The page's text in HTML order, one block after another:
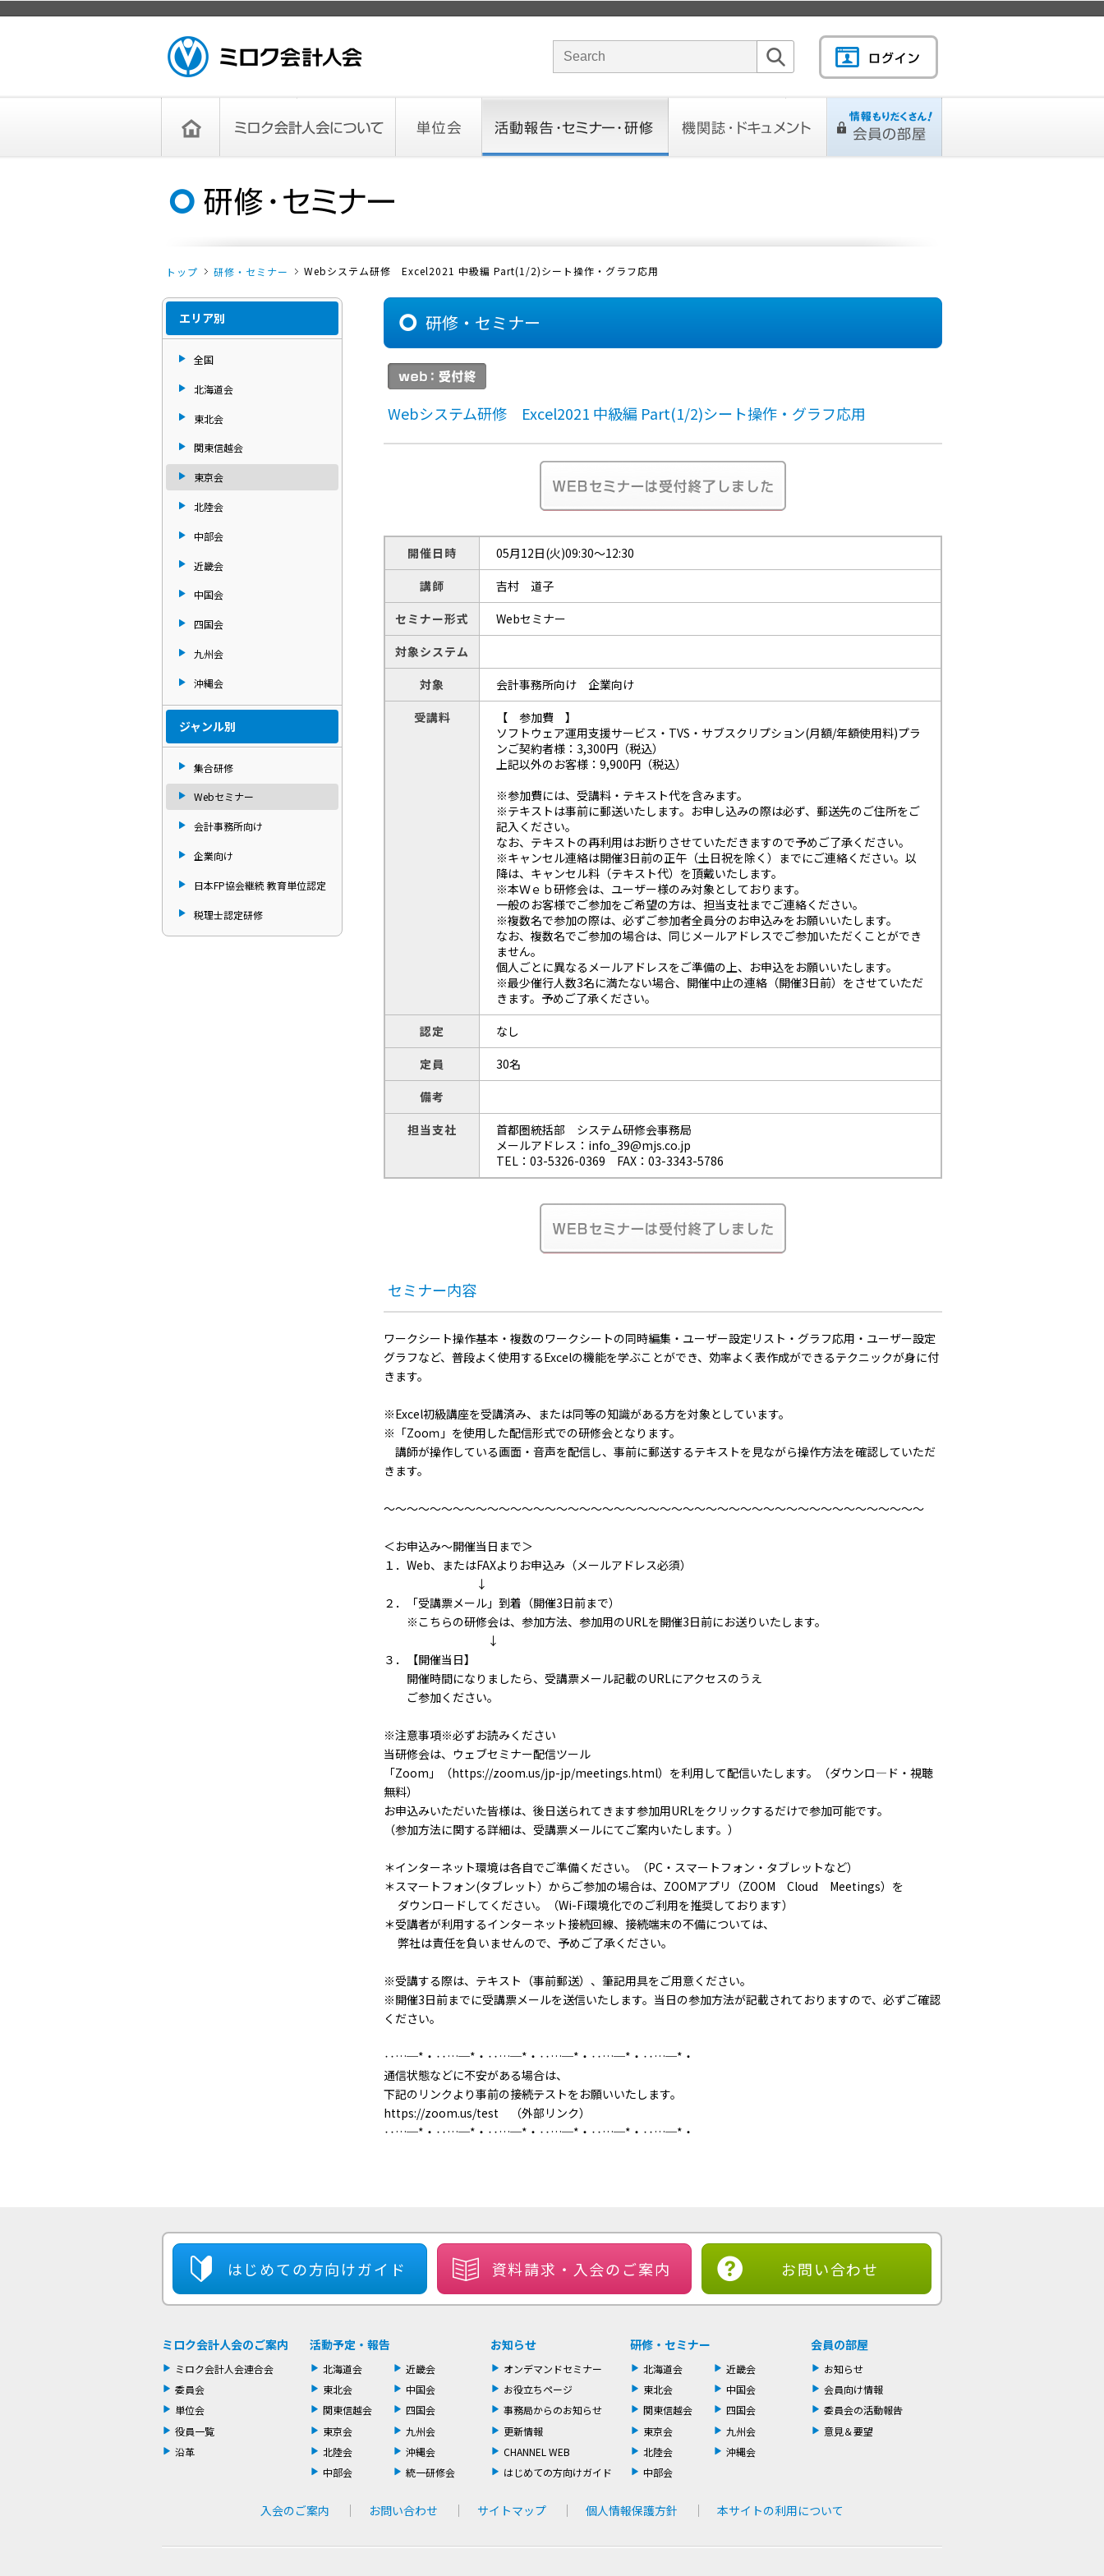
サイト内検索のキーワード
トップ 研修・セミナー Webシステム研修 Excel2021 中級編 Part(1/2)シート操作・グラフ応用
エリア別
全国
北海道会
東北会
関東信越会
東京会
北陸会
中部会
近畿会
中国会
四国会
九州会
沖縄会
ジャンル別
集合研修
Webセミナー
会計事務所向け
企業向け
日本FP協会継続 教育単位認定
税理士認定研修
研修・セミナー
Webシステム研修 Excel2021 中級編 Part(1/2)シート操作・グラフ応用
開催日時
05月12日(火)09:30～12:30
講師
吉村 道子
セミナー形式
Webセミナー
対象システム
対象
会計事務所向け 企業向け
受講料
【 参加費 】
ソフトウェア運用支援サービス・TVS・サブスクリプション(月額/年額使用料)プラ
ンご契約者様：3,300円（税込）
上記以外のお客様：9,900円（税込）
※参加費には、受講料・テキスト代を含みます。
※テキストは事前に郵送いたします。お申し込みの際は必ず、郵送先のご住所をご
記入ください。
なお、テキストの再利用はお断りさせていただきますので予めご了承ください。
※キャンセル連絡は開催3日前の正午（土日祝を除く）までにご連絡ください。以
降は、キャンセル料（テキスト代）を頂戴いたします。
※本Ｗｅｂ研修会は、ユーザー様のみ対象としております。
一般のお客様でご参加をご希望の方は、担当支社までご連絡ください。
※複数名で参加の際は、必ずご参加者全員分のお申込みをお願いいたします。
なお、複数名でご参加の場合は、同じメールアドレスでご参加いただくことができ
ません。
個人ごとに異なるメールアドレスをご準備の上、お申込をお願いいたします。
※最少催行人数3名に満たない場合、開催中止の連絡（開催3日前）をさせていただ
きます。予めご了承ください。
認定
なし
定員
30名
備考
担当支社
首都圏統括部 システム研修会事務局
メールアドレス：info_39@mjs.co.jp
TEL：03-5326-0369 FAX：03-3343-5786
セミナー内容
ワークシート操作基本・複数のワークシートの同時編集・ユーザー設定リスト・グラフ応用・ユーザー設定
グラフなど、普段よく使用するExcelの機能を学ぶことができ、効率よく表作成ができるテクニックが身に付
きます。
※Excel初級講座を受講済み、または同等の知識がある方を対象としています。
※「Zooｍ」を使用した配信形式での研修会となります。
講師が操作している画面・音声を配信し、事前に郵送するテキストを見ながら操作方法を確認していただ
きます。
～～～～～～～～～～～～～～～～～～～～～～～～～～～～～～～～～～～～～～～～～～～～～～～
＜お申込み～開催当日まで＞
１．Web、またはFAXよりお申込み（メールアドレス必須）
↓
２．「受講票メール」到着（開催3日前まで）
※こちらの研修会は、参加方法、参加用のURLを開催3日前にお送りいたします。
↓
３．【開催当日】
開催時間になりましたら、受講票メール記載のURLにアクセスのうえ
ご参加ください。
※注意事項※必ずお読みください
当研修会は、ウェブセミナー配信ツール
「Zoom」（https://zoom.us/jp-jp/meetings.html）を利用して配信いたします。（ダウンロ―ド・視聴
無料）
お申込みいただいた皆様は、後日送られてきます参加用URLをクリックするだけで参加可能です。
（参加方法に関する詳細は、受講票メールにてご案内いたします。）
＊インターネット環境は各自でご準備ください。（PC・スマートフォン・タブレットなど）
＊スマートフォン(タブレット）からご参加の場合は、ZOOMアプリ（ZOOM Cloud Meetings）を
ダウンロードしてください。（Wi-Fi環境化でのご利用を推奨しております）
＊受講者が利用するインターネット接続回線、接続端末の不備については、
弊社は責任を負いませんので、予めご了承ください。
※受講する際は、テキスト（事前郵送）、筆記用具をご用意ください。
※開催3日前までに受講票メールを送信いたします。当日の参加方法が記載されておりますので、必ずご確認
ください。
‥…─*・‥…─*・‥…─*・‥…─*・‥…─*・‥…─*・
通信状態などに不安がある場合は、
下記のリンクより事前の接続テストをお願いいたします。
https://zoom.us/test （外部リンク）
‥…─*・‥…─*・‥…─*・‥…─*・‥…─*・‥…─*・
はじめての方向けガイド 資料請求・ 入会のご案内 お問い合わせ
ミロク会計人会のご案内
ミロク会計人会連合会
委員会
単位会
役員一覧
沿革
活動予定・報告
北海道会
東北会
関東信越会
東京会
北陸会
中部会
近畿会
中国会
四国会
九州会
沖縄会
統一研修会
お知らせ
オンデマンドセミナー
お役立ちページ
事務局からのお知らせ
更新情報
CHANNEL WEB
はじめての方向けガイド
研修・セミナー
北海道会
東北会
関東信越会
東京会
北陸会
中部会
近畿会
中国会
四国会
九州会
沖縄会
会員の部屋
お知らせ
会員向け情報
委員会の活動報告
意見＆要望
入会のご案内 お問い合わせ サイトマップ 個人情報保護方針 本サイトの利用について